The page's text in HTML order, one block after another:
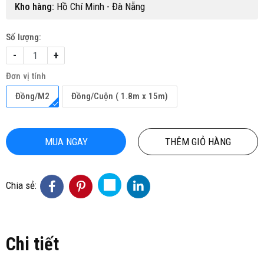
Kho hàng: Hồ Chí Minh - Đà Nẵng
Số lượng:
- +
Đơn vị tính
Đồng/M2
Đồng/Cuộn ( 1.8m x 15m)
MUA NGAY THÊM GIỎ HÀNG
Chia sẻ:
Chi tiết